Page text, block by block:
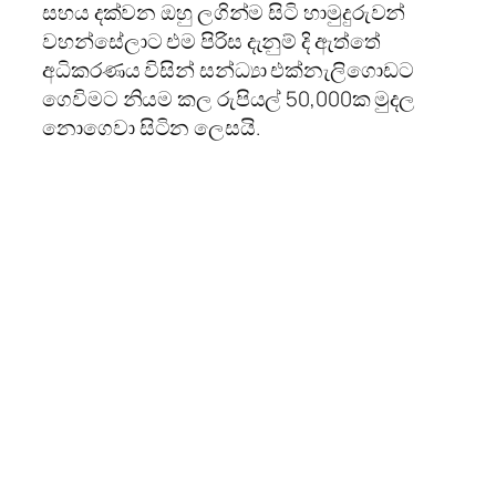
සහය දක්වන ඔහු ලගින්ම සිටි හාමුදුරුවන්
වහන්සේලාට එම පිරිස දැනුම් දි ඇත්තේ
අධිකරණය විසින් සන්ධ්‍යා එක්නැලිගොඩට
ගෙවිමට නියම කල රුපියල් 50,000ක මුදල
නොගෙවා සිටින ලෙසයි.